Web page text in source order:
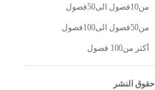
من10فصول الى50فصول
من50فصول الى100فصول
أكثر من100 فصول
حقوق النشر